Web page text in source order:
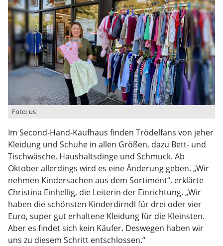
Foto: us
Im Second-Hand-Kaufhaus finden Trödelfans von jeher
Kleidung und Schuhe in allen Größen, dazu Bett- und
Tischwäsche, Haushaltsdinge und Schmuck. Ab
Oktober allerdings wird es eine Änderung geben. „Wir
nehmen Kindersachen aus dem Sortiment“, erklärte
Christina Einhellig, die Leiterin der Einrichtung. „Wir
haben die schönsten Kinderdirndl für drei oder vier
Euro, super gut erhaltene Kleidung für die Kleinsten.
Aber es findet sich kein Käufer. Deswegen haben wir
uns zu diesem Schritt entschlossen.“